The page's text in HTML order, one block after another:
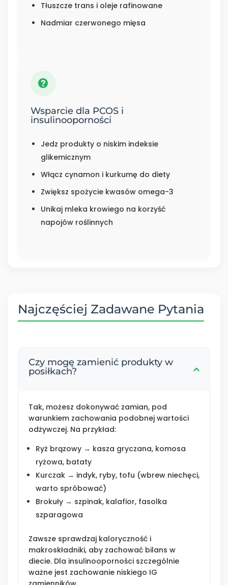
Tłuszcze trans i oleje rafinowane
Nadmiar czerwonego mięsa
Wsparcie dla PCOS i
insulinooporności
Jedz produkty o niskim indeksie
glikemicznym
Włącz cynamon i kurkumę do diety
Zwiększ spożycie kwasów omega-3
Unikaj mleka krowiego na korzyść
napojów roślinnych
Najczęściej Zadawane Pytania
Czy mogę zamienić produkty w
posiłkach?
Tak, możesz dokonywać zamian, pod
warunkiem zachowania podobnej wartości
odżywczej. Na przykład:
Ryż brązowy → kasza gryczana, komosa
ryżowa, bataty
Kurczak → indyk, ryby, tofu (wbrew niechęci,
warto spróbować)
Brokuły → szpinak, kalafior, fasolka
szparagowa
Zawsze sprawdzaj kaloryczność i
makroskładniki, aby zachować bilans w
diecie. Dla insulinooporności szczególnie
ważne jest zachowanie niskiego IG